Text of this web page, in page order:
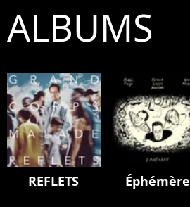
ALBUMS
REFLETS Éphémère